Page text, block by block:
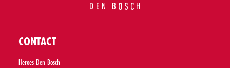
CONTACT
Heroes Den Bosch